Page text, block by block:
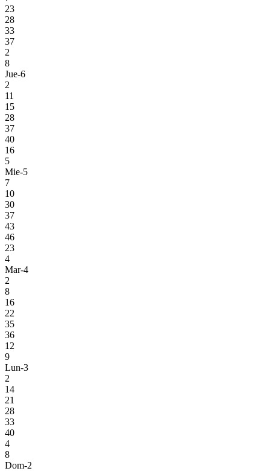
23
28
33
37
2
8
Jue-6
2
11
15
28
37
40
16
5
Mie-5
7
10
30
37
43
46
23
4
Mar-4
2
8
16
22
35
36
12
9
Lun-3
2
14
21
28
33
40
4
8
Dom-2